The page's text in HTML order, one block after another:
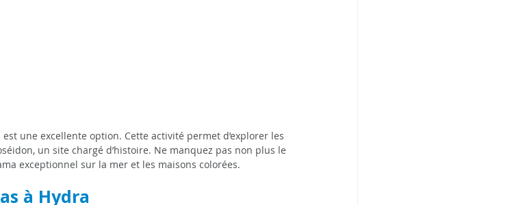
une excellente option. Cette activité permet d’explorer les
un site chargé d’histoire. Ne manquez pas non plus le
exceptionnel sur la mer et les maisons colorées.
à Hydra